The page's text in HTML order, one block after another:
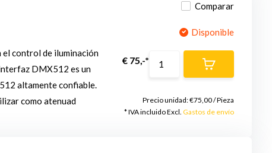
control de iluminación
DMX512 es un
altamente confiable.
como atenuad
Comparar
Disponible
€ 75,-*
Precio unidad:€75,00/Pieza
* IVA incluido Excl.Gastos de envío